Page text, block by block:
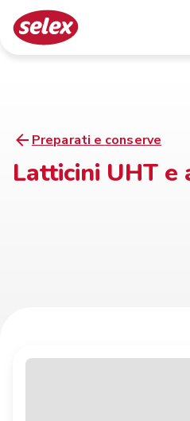
Preparati e conserve
Latticini UHT